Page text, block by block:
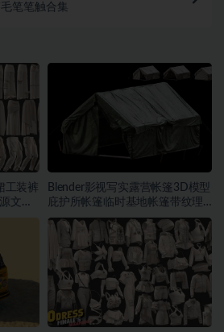
笔笔触合集
工装裤
文件
Blender影视写实露营帐篷3D模型
庇护所帐篷临时基地帐篷带纹理
贴图